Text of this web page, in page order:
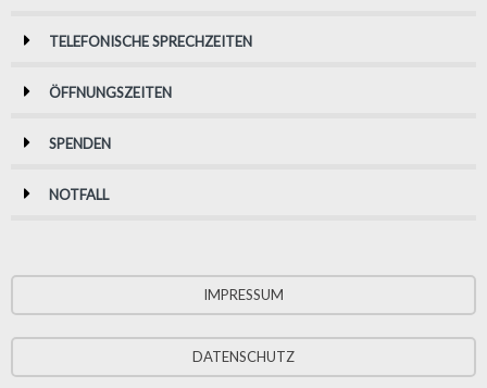
TELEFONISCHE SPRECHZEITEN
ÖFFNUNGSZEITEN
SPENDEN
NOTFALL
IMPRESSUM
DATENSCHUTZ